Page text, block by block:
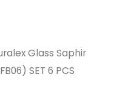
Glass Saphir
SET 6 PCS